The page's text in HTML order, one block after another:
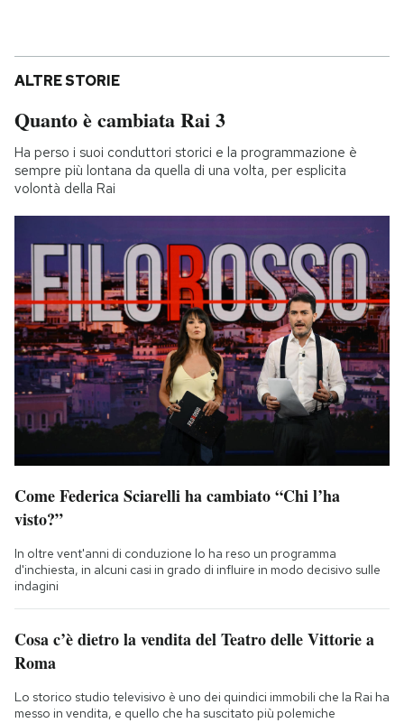
ALTRE STORIE
Quanto è cambiata Rai 3
Ha perso i suoi conduttori storici e la programmazione è
sempre più lontana da quella di una volta, per esplicita
volontà della Rai
Come Federica Sciarelli ha cambiato “Chi l’ha
visto?”
In oltre vent'anni di conduzione lo ha reso un programma
d'inchiesta, in alcuni casi in grado di influire in modo decisivo sulle
indagini
Cosa c’è dietro la vendita del Teatro delle Vittorie a
Roma
Lo storico studio televisivo è uno dei quindici immobili che la Rai ha
messo in vendita, e quello che ha suscitato più polemiche